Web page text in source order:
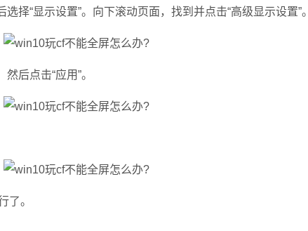
“显示设置”。向下滚动页面，找到并点击“高级显示设置”。
后点击“应用”。
。